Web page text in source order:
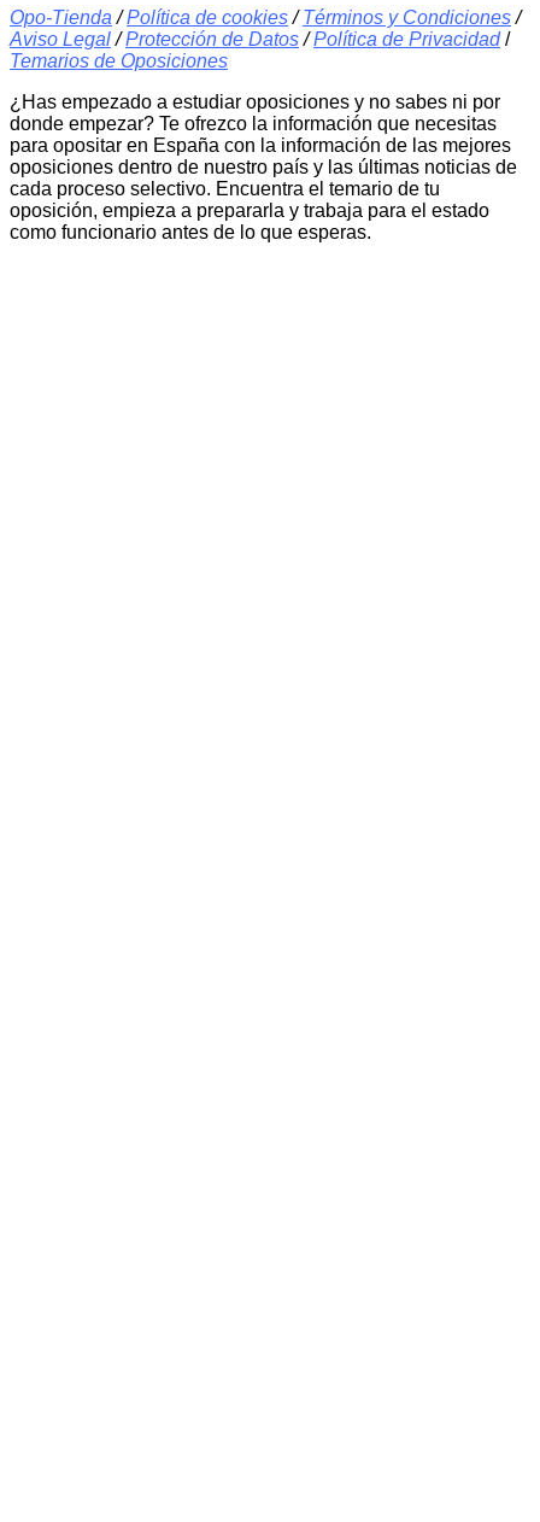
Opo-Tienda /Política de cookies/Términos y Condiciones/
Aviso Legal/Protección de Datos/Política de Privacidad /
Temarios de Oposiciones
¿Has empezado a estudiar oposiciones y no sabes ni por
donde empezar? Te ofrezco la información que necesitas
para opositar en España con la información de las mejores
oposiciones dentro de nuestro país y las últimas noticias de
cada proceso selectivo. Encuentra el temario de tu
oposición, empieza a prepararla y trabaja para el estado
como funcionario antes de lo que esperas.